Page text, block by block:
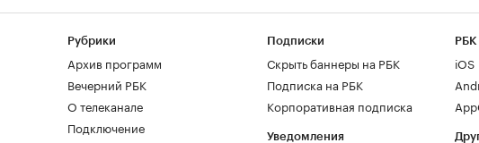
Рубрики
Архив программ
Вечерний РБК
О телеканале
Подключение
Подписки
Скрыть баннеры на РБК
Подписка на РБК
Корпоративная подписка
Уведомления
РБК
iOS